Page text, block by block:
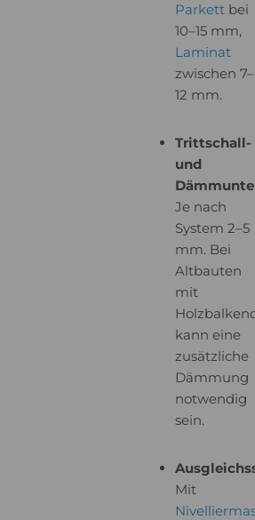
Parkett bei
10–15 mm,
Laminat
zwischen 7–
12 mm.
Trittschall-
und
Je nach
System 2–5
mm. Bei
Altbauten
mit
kann eine
zusätzliche
Dämmung
notwendig
sein.
Mit